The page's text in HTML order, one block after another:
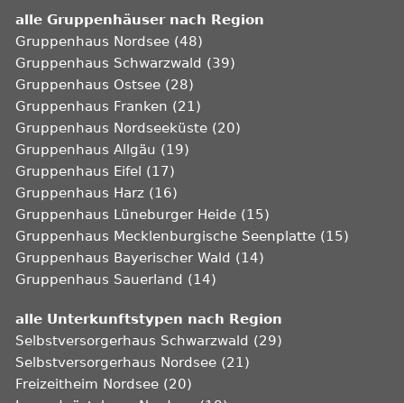
alle Gruppenhäuser nach Region
Gruppenhaus Nordsee (48)
Gruppenhaus Schwarzwald (39)
Gruppenhaus Ostsee (28)
Gruppenhaus Franken (21)
Gruppenhaus Nordseeküste (20)
Gruppenhaus Allgäu (19)
Gruppenhaus Eifel (17)
Gruppenhaus Harz (16)
Gruppenhaus Lüneburger Heide (15)
Gruppenhaus Mecklenburgische Seenplatte (15)
Gruppenhaus Bayerischer Wald (14)
Gruppenhaus Sauerland (14)
alle Unterkunftstypen nach Region
Selbstversorgerhaus Schwarzwald (29)
Selbstversorgerhaus Nordsee (21)
Freizeitheim Nordsee (20)